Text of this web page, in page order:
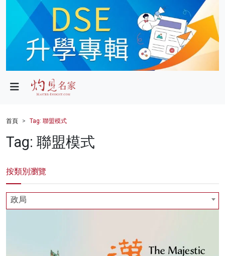
政局
財經
商業
科技
首頁 Tag: 聯盟模式
Tag: 聯盟模式
按類別瀏覽
政局